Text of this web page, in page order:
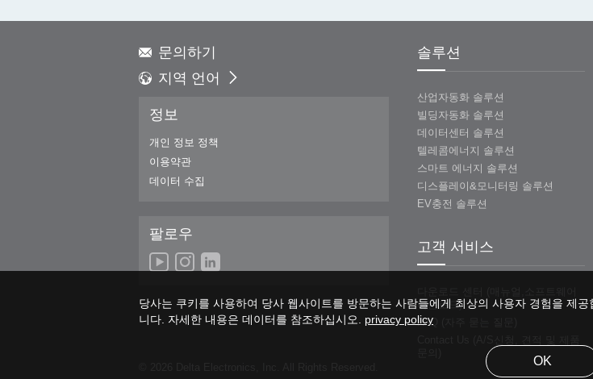
문의하기
지역 언어
Global - 繁體中文
Americas - English
Australia - English
China - 简体中文
EMEA - Français
EMEA - Italiano
Korea - 한국어
정보
개인 정보 정책
이용약관
데이터 수집
팔로우
솔루션
산업자동화 솔루션
빌딩자동화 솔루션
데이터센터 솔루션
텔레콤에너지 솔루션
스마트 에너지 솔루션
디스플레이&모니터링 솔루션
EV충전 솔루션
고객 서비스
다운로드)
FAQ (자주 묻는 질문)
당사는 쿠키를 사용하여 당사 웹사이트를 방문하는 사람들에게 최상의 사용자 경험을 제
니다. 자세한 내용은 데이터를 참조하십시오. privacy policy
OK